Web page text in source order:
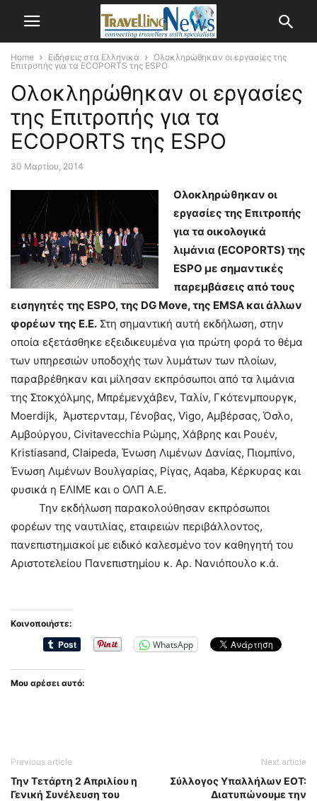
Home Ειδήσεις στα Ελληνικά
Ολοκληρώθηκαν οι εργασίες της
Επιτροπής για τα ECOPORTS της ESPO
Ολοκληρώθηκαν οι εργασίες
της Επιτροπής για τα
ECOPORTS της ESPO
30 Μαρτίου, 2014
Ολοκληρώθηκαν οι
εργασίες της Επιτροπής
για τα οικολογικά
λιμάνια (ECOPORTS) της
ESPO με σημαντικές
παρεμβάσεις από τους
εισηγητές της ESPO, της DG Move, της EMSA και άλλων
φορέων της Ε.Ε. Στη σημαντική αυτή εκδήλωση, στην
οποία εξετάσθηκε εξειδικευμένα για πρώτη φορά το θέμα
των υπηρεσιών υποδοχής των λυμάτων των πλοίων,
παραβρέθηκαν και μίλησαν εκπρόσωποι από τα λιμάνια
της Στοκχόλμης, Μπρέμενχάβεν, Ταλίν, Γκότενμπουργκ,
Moerdijk, Άμστερνταμ, Γένοβας, Vigo, Αμβέρσας, Όσλο,
Αμβούργου, Civitavecchia Ρώμης, Χάβρης και Ρουέν,
Kristiasand, Claipeda, Ένωση Λιμένων Δανίας, Πιομπίνο,
Ένωση Λιμένων Βουλγαρίας, Ρίγας, Aqaba, Κέρκυρας και
φυσικά η ΕΛΙΜΕ και ο ΟΛΠ Α.Ε.
Την εκδήλωση παρακολούθησαν εκπρόσωποι
φορέων της ναυτιλίας, εταιρειών περιβάλλοντος,
πανεπιστημιακοί με ειδικό καλεσμένο τον καθηγητή του
Αριστοτελείου Πανεπιστημίου κ. Αρ. Νανιόπουλο κ.ά.
Κοινοποιήστε:
WhatsApp
Μου αρέσει αυτό:
Previous article
Την Τετάρτη 2 Απριλίου η
Γενική Συνέλευση του
Next article
Σύλλογος Υπαλλήλων ΕΟΤ:
Διατυπώνουμε την